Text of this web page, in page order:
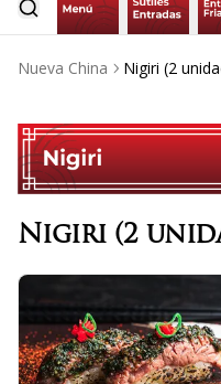
Nueva China Nigiri (2
Nigiri (2